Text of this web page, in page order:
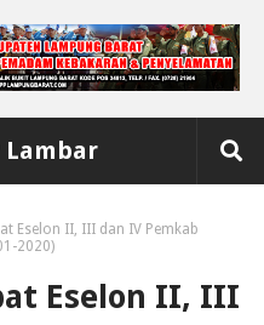
Lambar
Eselon II, III dan IV Pemkab
2020)
Eselon II, III